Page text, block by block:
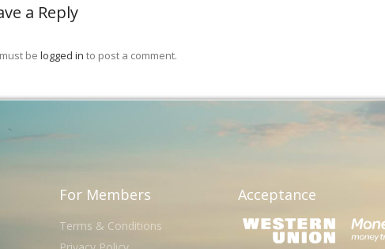
a Reply
be logged in to post a comment.
For Members
Terms & Conditions
Acceptance